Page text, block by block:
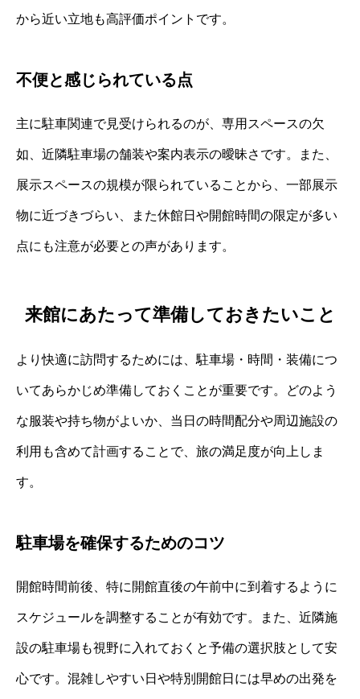
から近い立地も高評価ポイントです。
不便と感じられている点
主に駐車関連で見受けられるのが、専用スペースの欠
如、近隣駐車場の舗装や案内表示の曖昧さです。また、
展示スペースの規模が限られていることから、一部展示
物に近づきづらい、また休館日や開館時間の限定が多い
点にも注意が必要との声があります。
来館にあたって準備しておきたいこと
より快適に訪問するためには、駐車場・時間・装備につ
いてあらかじめ準備しておくことが重要です。どのよう
な服装や持ち物がよいか、当日の時間配分や周辺施設の
利用も含めて計画することで、旅の満足度が向上しま
す。
駐車場を確保するためのコツ
開館時間前後、特に開館直後の午前中に到着するように
スケジュールを調整することが有効です。また、近隣施
設の駐車場も視野に入れておくと予備の選択肢として安
心です。混雑しやすい日や特別開館日には早めの出発を